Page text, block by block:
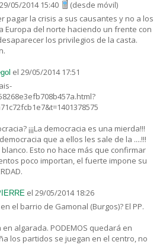
05/2014 15:40
(desde móvil)
pagar la crisis a sus causantes y no a los
Europa del norte haciendo un frente con
los privilegios de la casta.
el 29/05/2014 17:51
¡¡¡La democracia es una mierda!!!
que a ellos les sale de la ....!!!
Esto no hace más que confirmar
poco importan, el fuerte impone su
el 29/05/2014 18:26
el barrio de Gamonal (Burgos)? El PP.
algarada. PODEMOS quedará en
los partidos se juegan en el centro, no